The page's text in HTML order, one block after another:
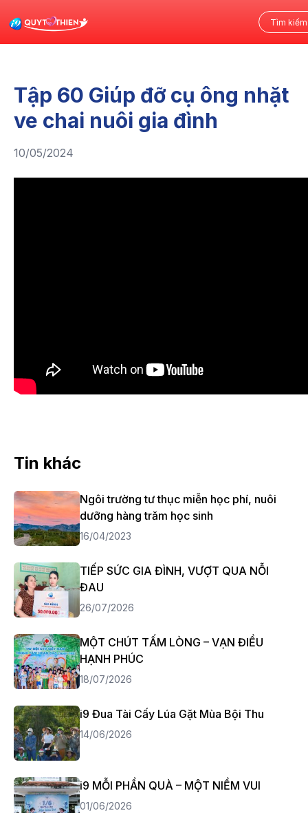
Tập 60 Giúp đỡ cụ ông nhặt
ve chai nuôi gia đình
10/05/2024
Tin khác
Ngôi trường tư thục miễn học phí, nuôi
dưỡng hàng trăm học sinh
16/04/2023
TIẾP SỨC GIA ĐÌNH, VƯỢT QUA NỖI
ĐAU
26/07/2026
MỘT CHÚT TẤM LÒNG – VẠN ĐIỀU
HẠNH PHÚC
18/07/2026
i9 Đua Tài Cấy Lúa Gặt Mùa Bội Thu
14/06/2026
i9 MỖI PHẦN QUÀ – MỘT NIỀM VUI
01/06/2026